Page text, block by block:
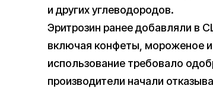
и других углеводородов.
Эритрозин ранее добавляли в
включая конфеты, мороженое и
использование требовало
производители начали